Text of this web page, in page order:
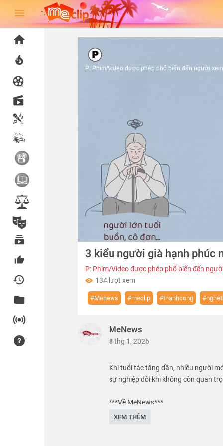
Volume
0%
P: Phim/Video được phép phổ biến đến người
3 kiểu người già hạnh phúc
P: Phim/Video được phép phổ biến đến
134 lượt xem
#Menews #meclip #thanhcong
MeNews
8 thg 1, 2026
Khi tuổi tác tăng dần, nhiều người
sự nghiệp đôi khi không còn quan
***Về MeNews***
XEM THÊM